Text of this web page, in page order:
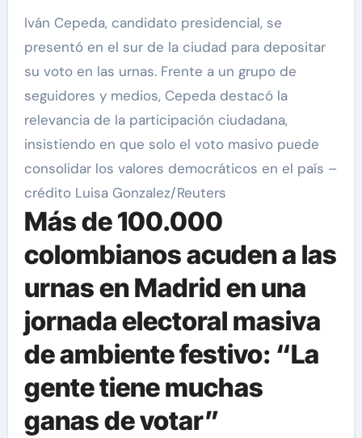
Iván Cepeda, candidato presidencial, se
presentó en el sur de la ciudad para depositar
su voto en las urnas. Frente a un grupo de
seguidores y medios, Cepeda destacó la
relevancia de la participación ciudadana,
insistiendo en que solo el voto masivo puede
consolidar los valores democráticos en el país –
crédito Luisa Gonzalez/Reuters
Más de 100.000
colombianos acuden a las
urnas en Madrid en una
jornada electoral masiva
de ambiente festivo: “La
gente tiene muchas
ganas de votar”